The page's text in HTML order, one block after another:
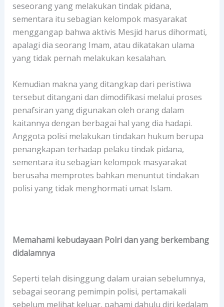
seseorang yang melakukan tindak pidana,
sementara itu sebagian kelompok masyarakat
menggangap bahwa aktivis Mesjid harus dihormati,
apalagi dia seorang Imam, atau dikatakan ulama
yang tidak pernah melakukan kesalahan.
Kemudian makna yang ditangkap dari peristiwa
tersebut ditangani dan dimodifikasi melalui proses
penafsiran yang digunakan oleh orang dalam
kaitannya dengan berbagai hal yang dia hadapi.
Anggota polisi melakukan tindakan hukum berupa
penangkapan terhadap pelaku tindak pidana,
sementara itu sebagian kelompok masyarakat
berusaha memprotes bahkan menuntut tindakan
polisi yang tidak menghormati umat Islam.
Memahami kebudayaan Polri dan yang berkembang
didalamnya
Seperti telah disinggung dalam uraian sebelumnya,
sebagai seorang pemimpin polisi, pertamakali
sebelum melihat keluar, pahami dahulu diri kedalam